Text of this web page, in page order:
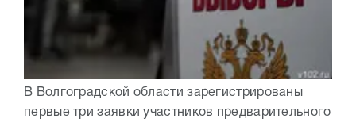
В Волгоградской области зарегистрированы
первые три заявки участников предварительного